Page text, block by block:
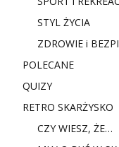
STYL ŻYCIA
ZDROWIE i
POLECANE
QUIZY
RETRO SKARŻYSKO
CZY WIESZ, ŻE…